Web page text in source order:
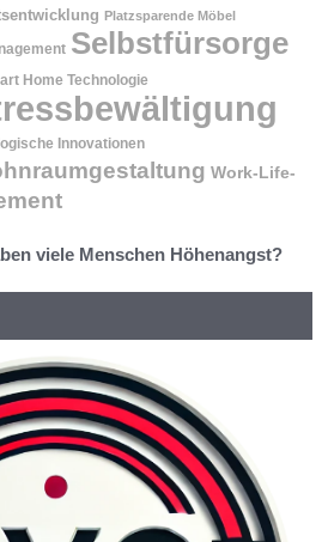
Platzsparende Möbel
Selbstfürsorge
Home Technologie
Innovationen
Work-Life-
viele Menschen Höhenangst?